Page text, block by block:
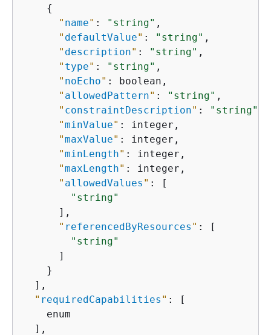
{
" name" : "string" ,
" defaultValue" : "string" ,
" description" : "string" ,
" type" : "string" ,
" noEcho" : boolean,
" allowedPattern" : "string" ,
" constraintDescription" : "string"
"minValue" : integer,
"maxValue" : integer,
"minLength" : integer,
"maxLength" : integer,
" allowedValues " : [
"string"
      ],
" referencedByResources " : [
"string"
      ]
    }
  ],
" requiredCapabilities " : [
    enum
  ],